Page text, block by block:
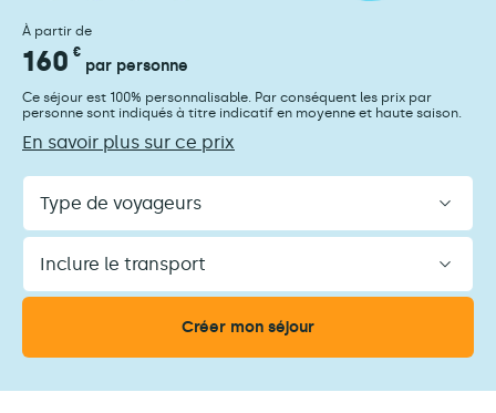
À partir de
160 €
par personne
Ce séjour est 100% personnalisable. Par conséquent les prix par
personne sont indiqués à titre indicatif en moyenne et haute saison.
En savoir plus sur ce prix
Type
de
Inclure